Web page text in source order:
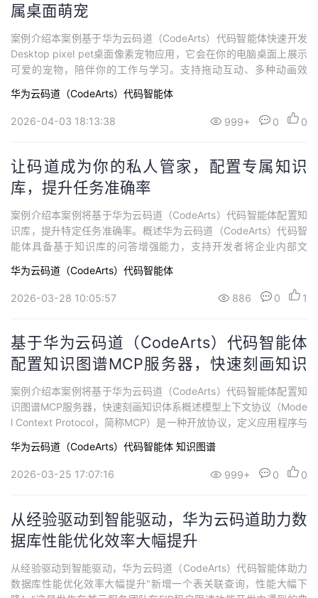
属桌面萌宠
案例介绍本案例基于华为云码道（CodeArts）代码智能体快速开发
Desktop pixel pet桌面像素宠物应用，它会在你的电脑桌面上展示
可爱的宠物，陪伴你的工作与学习。支持拖动互动、多种动画效
桌面伴侣。案例内容一、概述1.1 案例介绍华为云码道（CodeArts）
代码智能体是基于智能生成、智能问答两大核心能力构建起一套全
华为云码道（CodeArts）代码智能体
2026-04-03 18:13:38 999+ 0 0
让码道成为你的私人管家，配置专属知识
库，提升任务准确率
案例介绍本案例将基于华为云码道（CodeArts）代码智能体配置知
识库，提升特定任务准确率。概述华为云码道（CodeArts）代码智
能体具备基于知识库的问答增强能力，支持开发者将企业内部文
能问答。通过融合企业专属知识，AI生成的回答更精准、更贴合实
际业务场景，显著提升开发效率与技术决策的准确性。知识库主要
华为云码道（CodeArts）代码智能体
2026-03-28 10:05:57 886 0 1
基于华为云码道（CodeArts）代码智能体
配置知识图谱MCP服务器，快速刻画知识
体系
案例介绍本案例将基于华为云码道（CodeArts）代码智能体配置知
识图谱MCP服务器，快速刻画知识体系概述模型上下文协议（Mode
l Context Protocol，简称MCP）是一种开放协议，定义应用程序与
源、工具系统提供统一的交互标准。MCP服务器的核心功能是允许L
LM请求外部工具协助回答查询或完成任务。模型上下文协议支持
华为云码道（CodeArts）代码智能体 知识图谱
2026-03-25 17:07:16 999+ 0 0
从经验驱动到智能驱动，华为云码道助力数
据库性能优化效率大幅提升
从经验驱动到智能驱动，华为云码道（CodeArts）代码智能体助力
数据库性能优化效率大幅提升"新增一个表关联查询，性能大幅下